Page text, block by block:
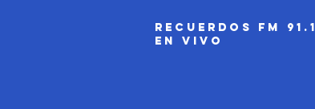
recuerdos fm 91.1
EN VIVO